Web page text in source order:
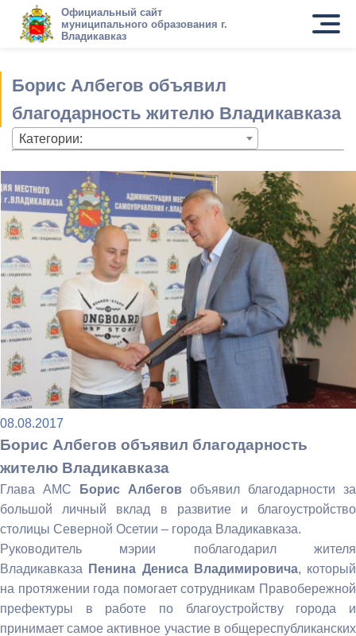
Официальный сайт
муниципального образования г.
Владикавказ
Борис Албегов объявил
благодарность жителю Владикавказа
Категории:
08.08.2017
Борис Албегов объявил благодарность
жителю Владикавказа
Глава АМС Борис Албегов объявил благодарности за
большой личный вклад в развитие и благоустройство
столицы Северной Осетии – города Владикавказа.
Руководитель мэрии поблагодарил жителя
Владикавказа
Пенина Дениса Владимировича, который
на протяжении года помогает сотрудникам Правобережной
префектуры в работе по благоустройству города и
принимает самое активное участие в общереспубликанских